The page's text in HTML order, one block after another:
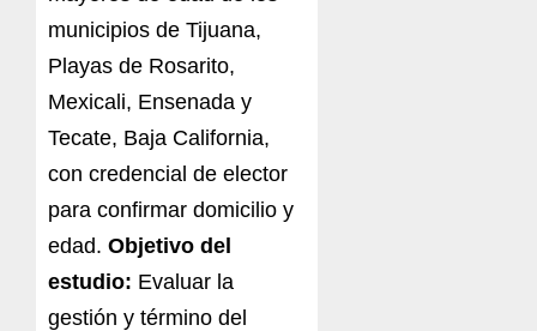
municipios de Tijuana,
Playas de Rosarito,
Mexicali, Ensenada y
Tecate, Baja California,
con credencial de elector
para confirmar domicilio y
edad. Objetivo del
estudio: Evaluar la
gestión y término del